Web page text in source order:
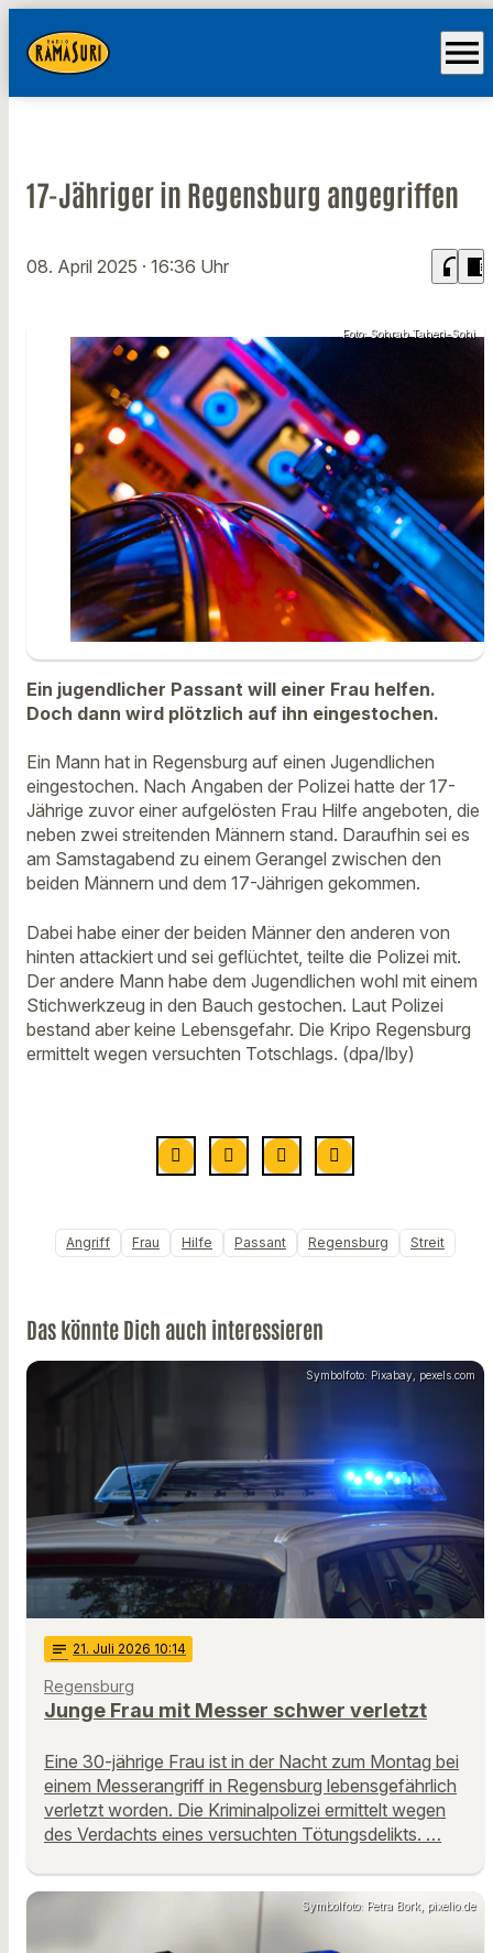
menu
17-Jähriger in Regensburg angegriffen
08. April 2025 · 16:36 Uhr headphones chrome_reader_mode
Foto: Sohrab Taheri-Sohi
Ein jugendlicher Passant will einer Frau helfen.
Doch dann wird plötzlich auf ihn eingestochen.
Ein Mann hat in Regensburg auf einen Jugendlichen
eingestochen. Nach Angaben der Polizei hatte der 17-
Jährige zuvor einer aufgelösten Frau Hilfe angeboten, die
neben zwei streitenden Männern stand. Daraufhin sei es
am Samstagabend zu einem Gerangel zwischen den
beiden Männern und dem 17-Jährigen gekommen.
Dabei habe einer der beiden Männer den anderen von
hinten attackiert und sei geflüchtet, teilte die Polizei mit.
Der andere Mann habe dem Jugendlichen wohl mit einem
Stichwerkzeug in den Bauch gestochen. Laut Polizei
bestand aber keine Lebensgefahr. Die Kripo Regensburg
ermittelt wegen versuchten Totschlags. (dpa/lby)
Angriff Frau Hilfe Passant Regensburg Streit
Das könnte Dich auch interessieren
Symbolfoto: Pixabay, pexels.com
notes 21. Juli 2026 10:14
Regensburg
Junge Frau mit Messer schwer verletzt
Eine 30-jährige Frau ist in der Nacht zum Montag bei
einem Messerangriff in Regensburg lebensgefährlich
verletzt worden. Die Kriminalpolizei ermittelt wegen
des Verdachts eines versuchten Tötungsdelikts. …
Symbolfoto: Petra Bork, pixelio.de